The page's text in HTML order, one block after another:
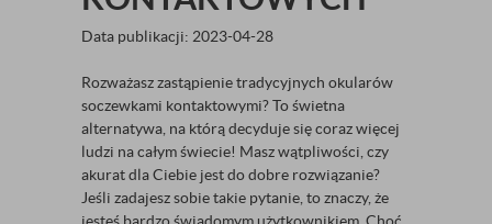
Data publikacji: 2023-04-28
Rozważasz zastąpienie tradycyjnych okularów
soczewkami kontaktowymi? To świetna
alternatywa, na którą decyduje się coraz więcej
ludzi na całym świecie! Masz wątpliwości, czy
akurat dla Ciebie jest do dobre rozwiązanie?
Jeśli zadajesz sobie takie pytanie, to znaczy, że